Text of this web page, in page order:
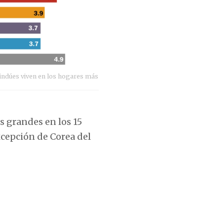
viven en los hogares más
en los 15
de Corea del